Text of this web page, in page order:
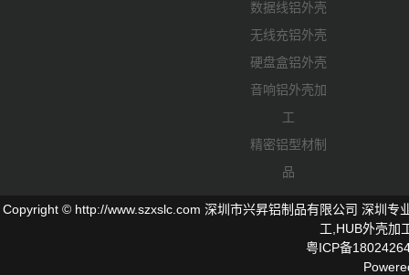
数据线铝外壳
无线充铝外壳
硬盘盒铝外壳
音响铝外壳加
工
精密铝型材制
品
Copyright © http://www.szxslc.com 深圳市兴昇铝制品有限公司 深圳专
工, HUB外壳加
粤ICP备